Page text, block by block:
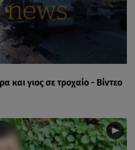
και γιος σε τροχαίο - Βίντεο